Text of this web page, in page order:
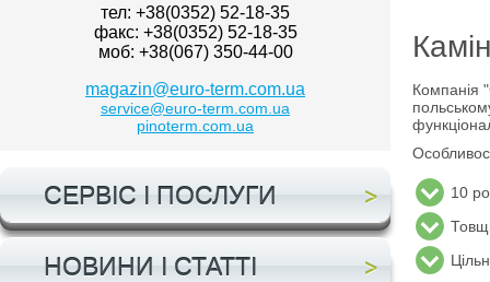
тел: +38(0352) 52-18-35
факс: +38(0352) 52-18-35
моб: +38(067) 350-44-00
magazin@euro-term.com.ua
service@euro-term.com.ua
pinoterm.com.ua
СЕРВІС І ПОСЛУГИ
НОВИНИ І СТАТТІ
Компанія
10